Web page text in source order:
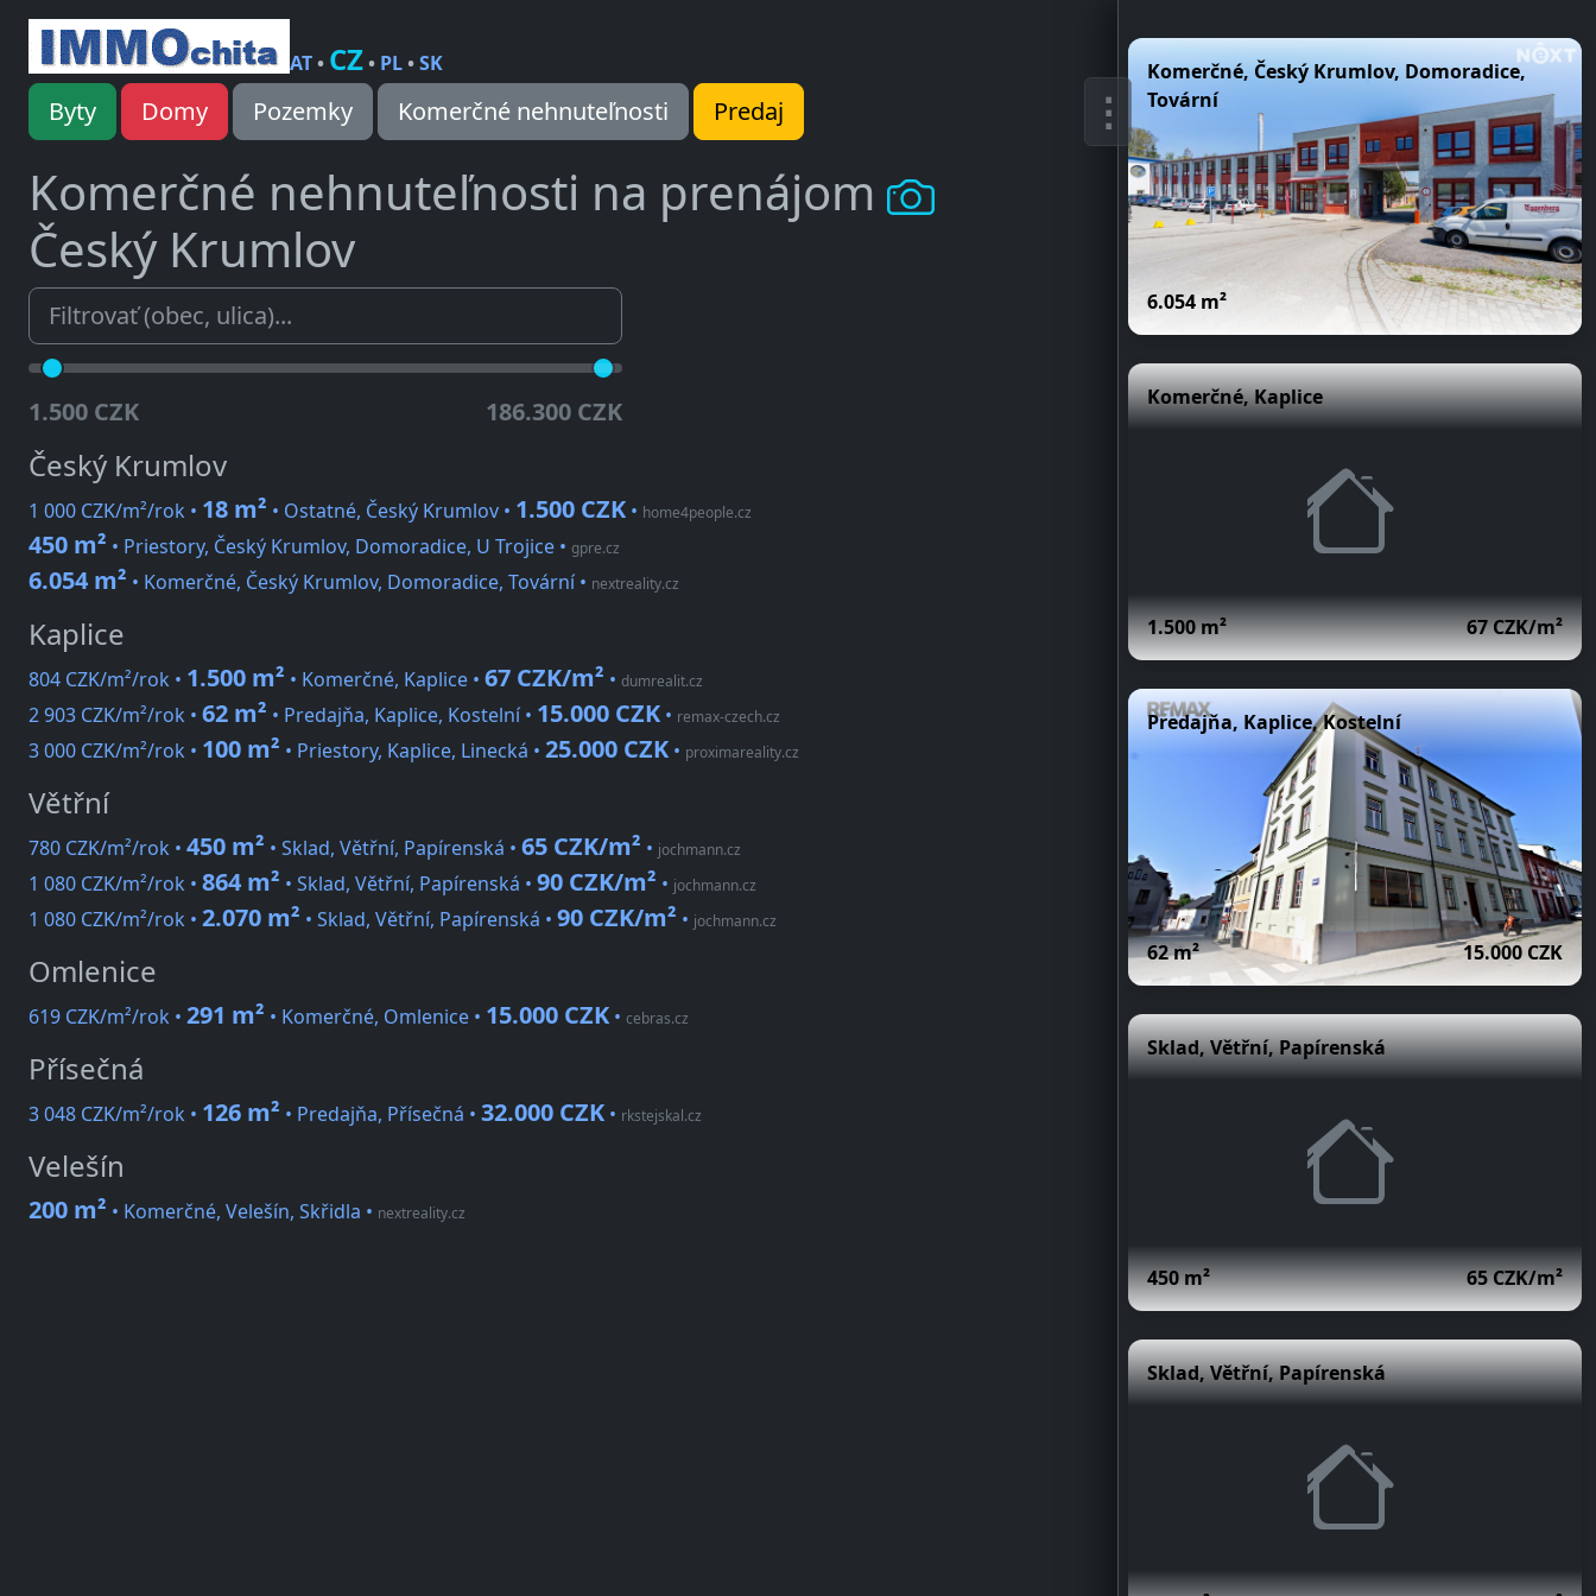
AT• CZ• PL•SK
Byty Domy Pozemky Komerčné nehnuteľnosti Predaj
Komerčné nehnuteľnosti na prenájom
Český Krumlov
1.500 CZK 186.300 CZK
Český Krumlov
1 000 CZK/m²/rok • 18 m² • Ostatné, Český Krumlov • 1.500 CZK • home4people.cz
450 m² • Priestory, Český Krumlov, Domoradice, U Trojice • gpre.cz
6.054 m² • Komerčné, Český Krumlov, Domoradice, Tovární• nextreality.cz
Kaplice
804 CZK/m²/rok • 1.500 m² • Komerčné, Kaplice • 67 CZK/m² • dumrealit.cz
2 903 CZK/m²/rok • 62 m² • Predajňa, Kaplice, Kostelní • 15.000 CZK • remax-czech.cz
3 000 CZK/m²/rok • 100 m² • Priestory, Kaplice, Linecká • 25.000 CZK • proximareality.cz
Větřní
780 CZK/m²/rok • 450 m² • Sklad, Větřní, Papírenská • 65 CZK/m² • jochmann.cz
1 080 CZK/m²/rok • 864 m² • Sklad, Větřní, Papírenská • 90 CZK/m² • jochmann.cz
1 080 CZK/m²/rok • 2.070 m² • Sklad, Větřní, Papírenská • 90 CZK/m² • jochmann.cz
Omlenice
619 CZK/m²/rok • 291 m² • Komerčné, Omlenice • 15.000 CZK • cebras.cz
Přísečná
3 048 CZK/m²/rok • 126 m² • Predajňa, Přísečná • 32.000 CZK • rkstejskal.cz
Velešín
200 m² • Komerčné, Velešín, Skřidla • nextreality.cz